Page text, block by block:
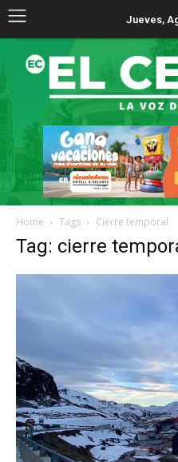
Jueves,
Home Tags Cierre temporal
Tag: cierre